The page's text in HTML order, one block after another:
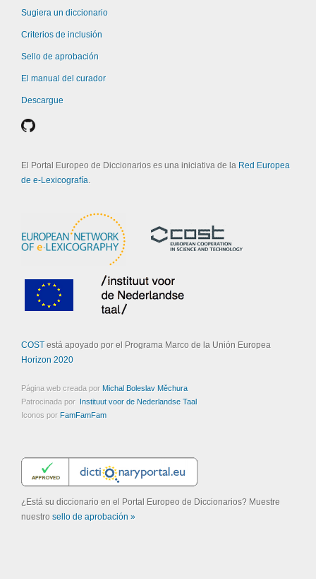
Sugiera un diccionario
Criterios de inclusión
Sello de aprobación
El manual del curador
Descargue
El Portal Europeo de Diccionarios es una iniciativa de la Red Europea
de e-Lexicografía.
COSTestá apoyado por el Programa Marco de la Unión Europea
Horizon 2020
Página web creada por Michal Boleslav Měchura
Patrocinada por Instituut voor de Nederlandse Taal
Iconos por FamFamFam
¿Está su diccionario en el Portal Europeo de Diccionarios? Muestre
nuestro sello de aprobación »